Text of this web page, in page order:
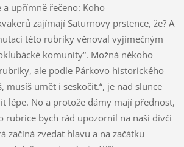
a upřímně řečeno: Koho
zajímají Saturnovy prstence, že? A
této rubriky věnoval vyjímečným
komunity“. Možná někoho
ale podle Párkovo historického
musíš umět i seskočit.“, je nad slunce
lépe. No a protože dámy mají přednost,
rubrice bych rád upozornil na naší dívčí
začíná zvedat hlavu a na začátku